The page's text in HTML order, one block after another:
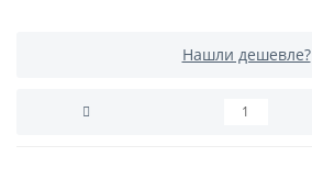
Нашли дешевле?